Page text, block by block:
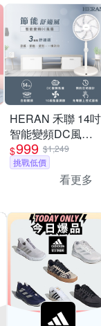
HERAN 禾聯 14吋
智能變頻DC風扇
HDF-14WT760
[限時優惠]
$999 $1,249
挑戰低價
看更多